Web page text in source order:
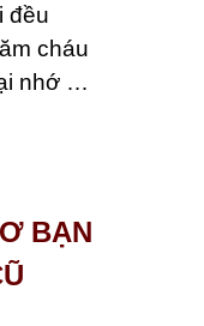
đều
cháu
nhớ …
BẠN